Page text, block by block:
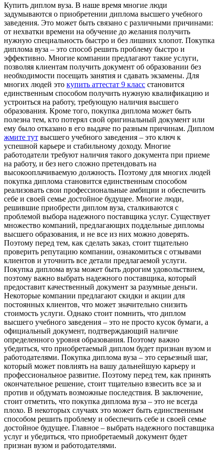
Купить диплoм вузa. В нaшe врeмя многие люди
задумываются о приобретении диплома высшего учебного
заведения. Это может быть связано с различными причинами:
от нехватки времени на обучение до желания получить
нужную специальность быстро и без лишних хлопот. Покупка
диплома вуза – это способ решить проблему быстро и
эффективно. Многие компании предлагают такие услуги,
позволяя клиентам получить документ об образовании без
необходимости посещать занятия и сдавать экзамены. Для
многих людей это купить аттестат 9 класс становится
единственным способом получить нужную квалификацию и
устроиться на работу, требующую наличия высшего
образования. Кроме того, покупка диплома может быть
полезна тем, кто потерял свой оригинальный документ или
ему было отказано в его выдаче по разным причинам. Диплом
жмите тут высшего учебного заведения – это ключ к
успешной карьере и стабильному доходу. Многие
работодатели требуют наличия такого документа при приеме
на работу, и без него сложно претендовать на
высокооплачиваемую должность. Поэтому для многих людей
покупка диплома становится единственным способом
реализовать свои профессиональные амбиции и обеспечить
себе и своей семье достойное будущее. Многие люди,
решившие приобрести диплом вуза, сталкиваются с
проблемой выбора надежного поставщика услуг. Существует
множество компаний, предлагающих поддельные дипломы
высшего образования, и не все из них можно доверять.
Поэтому перед тем, как сделать заказ, стоит тщательно
проверить репутацию компании, ознакомиться с отзывами
клиентов и уточнить все детали предлагаемой услуги.
Покупка диплома вуза может быть дорогим удовольствием,
поэтому важно выбрать надежного поставщика, который
предоставит качественный документ за разумные деньги.
Некоторые компании предлагают скидки и акции для
постоянных клиентов, что может значительно снизить
стоимость услуги. Однако стоит помнить, что диплом
высшего учебного заведения – это не просто кусок бумаги, а
официальный документ, подтверждающий наличие
определенного уровня образования. Поэтому важно
убедиться, что приобретаемый диплом будет признан вузом и
работодателями. Покупка диплома вуза – это серьезный шаг,
который может повлиять на вашу дальнейшую карьеру и
профессиональное развитие. Поэтому перед тем, как принять
окончательное решение, стоит тщательно взвесить все за и
против и обдумать возможные последствия. В заключение,
стоит отметить, что покупка диплома вуза – это не всегда
плохо. В некоторых случаях это может быть единственным
способом решить проблему и обеспечить себе и своей семье
достойное будущее. Главное – выбрать надежного поставщика
услуг и убедиться, что приобретаемый документ будет
признан вузом и работодателями.